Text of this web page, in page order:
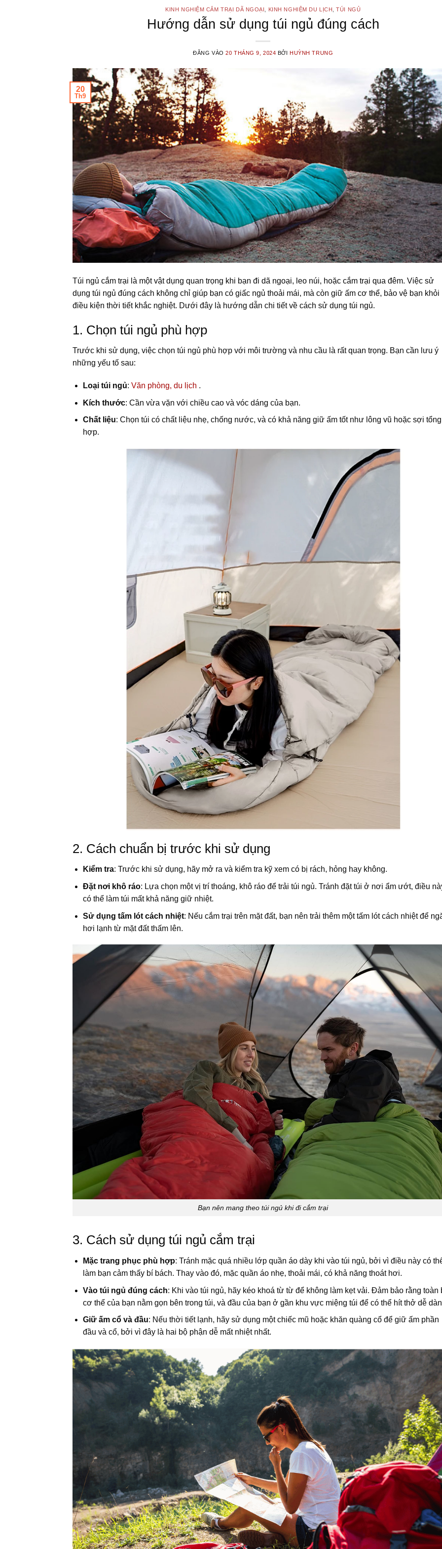
KINH NGHIỆM CẮM TRẠI DÃ NGOẠI KINH NGHIỆM DU LỊCH ,TÚI NGỦ
Hướng dẫn sử dụng túi ngủ đúng cách
ĐĂNG VÀO20 THÁNG 9, 2024 BỞIHUỲNH TRUNG
20
Th9
Túi ngủ cắm trại là một vật dụng quan trọng khi bạn đi dã ngoại, leo núi, hoặc cắm trại qua đêm. Việc sử
dụng túi ngủ đúng cách không chỉ giúp bạn có giấc ngủ thoải mái, mà còn giữ ấm cơ thể, bảo vệ bạn khỏi
điều kiện thời tiết khắc nghiệt. Dưới đây là hướng dẫn chi tiết về cách sử dụng túi ngủ.
1. Chọn túi ngủ phù hợp
Trước khi sử dụng, việc chọn túi ngủ phù hợp với môi trường và nhu cầu là rất quan trọng. Bạn cần lưu ý
những yếu tố sau:
Loại túi ngủ: Văn phòng, du lịch .
Kích thước: Cần vừa vặn với chiều cao và vóc dáng của bạn.
Chất liệu: Chọn túi có chất liệu nhẹ, chống nước, và có khả năng giữ ấm tốt như lông vũ hoặc sợi tổng
hợp.
2. Cách chuẩn bị trước khi sử dụng
Kiểm tra: Trước khi sử dụng, hãy mở ra và kiểm tra kỹ xem có bị rách, hỏng hay không.
Đặt nơi khô ráo: Lựa chọn một vị trí thoáng, khô ráo để trải túi ngủ. Tránh đặt túi ở nơi ẩm ướt, điều
có thể làm túi mất khả năng giữ nhiệt.
Sử dụng tấm lót cách nhiệt: Nếu cắm trại trên mặt đất, bạn nên trải thêm một tấm lót cách nhiệt để
hơi lạnh từ mặt đất thấm lên.
Bạn nên mang theo túi ngủ khi đi cắm trại
3. Cách sử dụng túi ngủ cắm trại
Mặc trang phục phù hợp: Tránh mặc quá nhiều lớp quần áo dày khi vào túi ngủ, bởi vì điều này có
làm bạn cảm thấy bí bách. Thay vào đó, mặc quần áo nhẹ, thoải mái, có khả năng thoát hơi.
Vào túi ngủ đúng cách: Khi vào túi ngủ, hãy kéo khoá từ từ để không làm kẹt vải. Đảm bảo rằng toàn
cơ thể của bạn nằm gọn bên trong túi, và đầu của bạn ở gần khu vực miệng túi để có thể hít thở dễ
Giữ ấm cổ và đầu: Nếu thời tiết lạnh, hãy sử dụng một chiếc mũ hoặc khăn quàng cổ để giữ ấm phần
đầu và cổ, bởi vì đây là hai bộ phận dễ mất nhiệt nhất.